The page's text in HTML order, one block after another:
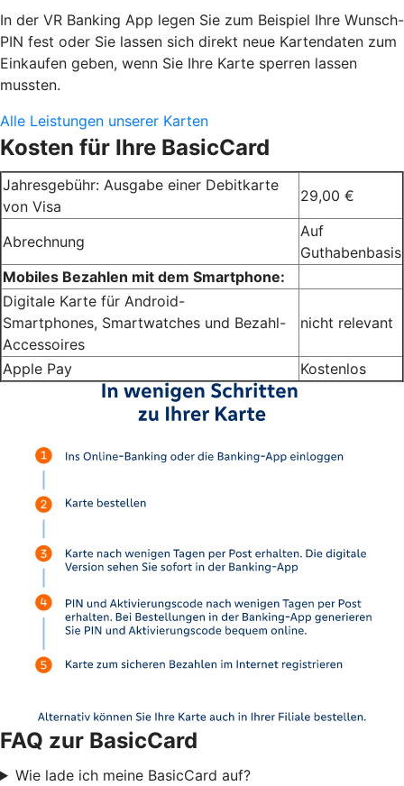
In der VR Banking App legen Sie zum Beispiel Ihre Wunsch-
PIN fest oder Sie lassen sich direkt neue Kartendaten zum
Einkaufen geben, wenn Sie Ihre Karte sperren lassen
mussten.
Alle Leistungen unserer Karten
Kosten für Ihre BasicCard
Jahresgebühr: Ausgabe einer Debitkarte
von Visa
29,00 €
Abrechnung
Auf
Guthabenbasis
Mobiles Bezahlen mit dem Smartphone:
Digitale Karte für Android-
Smartphones, Smartwatches und Bezahl-
Accessoires
nicht relevant
Apple Pay Kostenlos
FAQ zur BasicCard
Wie lade ich meine BasicCard auf?